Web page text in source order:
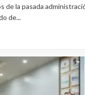
de la pasada
de...